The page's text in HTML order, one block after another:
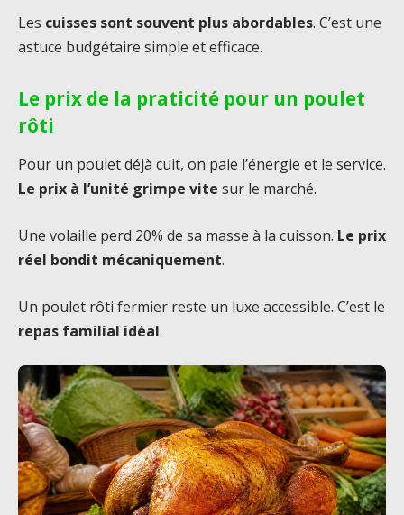
Les cuisses sont souvent plus abordables. C’est une
astuce budgétaire simple et efficace.
Le prix de la praticité pour un poulet
rôti
Pour un poulet déjà cuit, on paie l’énergie et le service.
Le prix à l’unité grimpe vite sur le marché.
Une volaille perd 20% de sa masse à la cuisson. Le prix
réel bondit mécaniquement.
Un poulet rôti fermier reste un luxe accessible. C’est le
repas familial idéal.